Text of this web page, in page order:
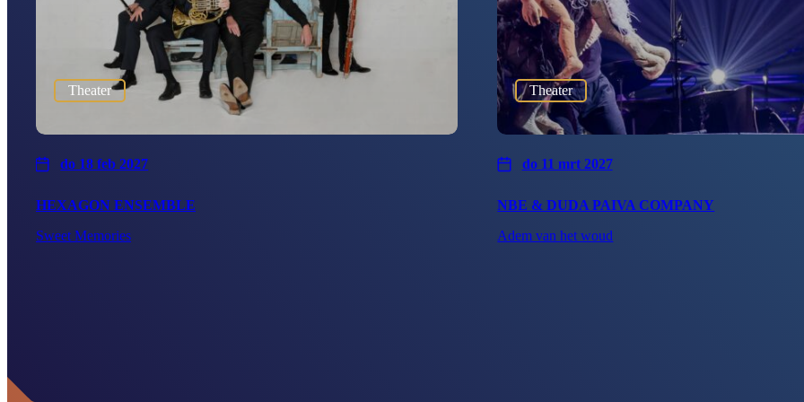
Theater
do 18 feb 2027
HEXAGON ENSEMBLE
Sweet Memories
Theater
do 11 mrt 2027
NBE & DUDA PAIVA COMPANY
Adem van het woud